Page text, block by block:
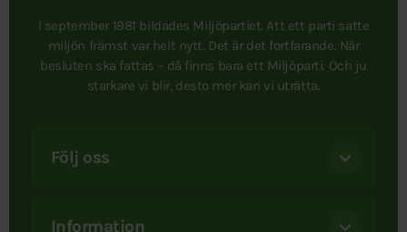
I september 1981 bildades Miljöpartiet. Att ett parti satte
miljön främst var helt nytt. Det är det fortfarande. När
besluten ska fattas – då finns bara ett Miljöparti. Och ju
starkare vi blir, desto mer kan vi uträtta.
Följ oss
Information